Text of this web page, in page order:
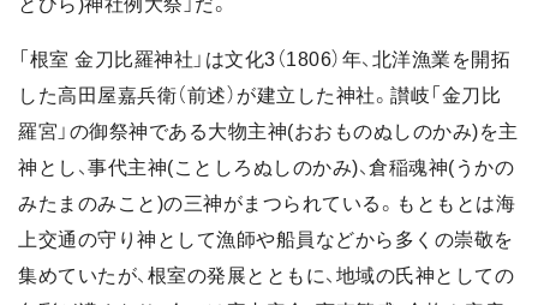
「根室 金刀比羅神社」は文化3（1806）年、北洋漁業を開拓
した高田屋嘉兵衛（前述）が建立した神社。讃岐「金刀比
羅宮」の御祭神である大物主神(おおものぬしのかみ)を主
神とし、事代主神(ことしろぬしのかみ)、倉稲魂神(うかの
みたまのみこと)の三神がまつられている。もともとは海
上交通の守り神として漁師や船員などから多くの崇敬を
集めていたが、根室の発展とともに、地域の氏神としての